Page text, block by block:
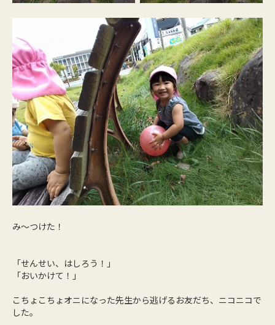
み～つけた！
「せんせい、はしろう！」
「おいかけて！」
こちょこちょオニになった先生から逃げるお友だち、ニコニコで
した。